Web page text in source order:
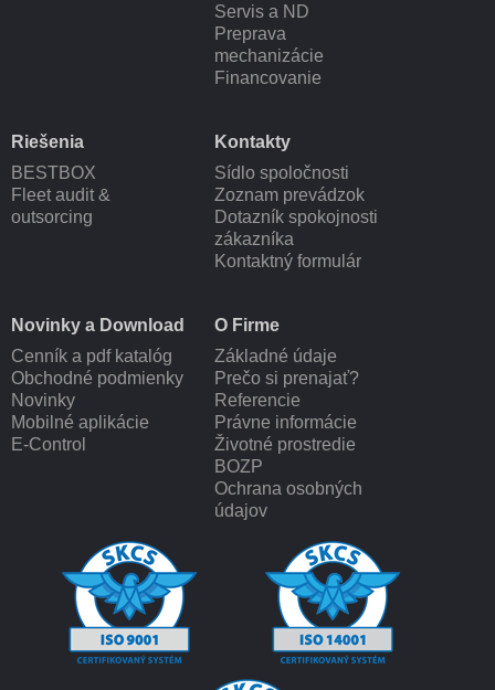
Servis a ND
Preprava
mechanizácie
Financovanie
Riešenia
BESTBOX
Fleet audit &
outsorcing
Kontakty
Sídlo spoločnosti
Zoznam prevádzok
Dotazník spokojnosti
zákazníka
Kontaktný formulár
Novinky a Download
Cenník a pdf katalóg
Obchodné podmienky
Novinky
Mobilné aplikácie
E-Control
O Firme
Základné údaje
Prečo si prenajať?
Referencie
Právne informácie
Životné prostredie
BOZP
Ochrana osobných
údajov